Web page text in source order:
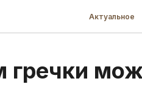
Актуальное
гречки